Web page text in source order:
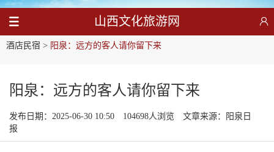
山西文化旅游网
酒店民宿 > 阳泉：远方的客人请你留下来
阳泉：远方的客人请你留下来
发布日期：2025-06-30 10:50 104698人浏览
文章来源：阳泉日
报